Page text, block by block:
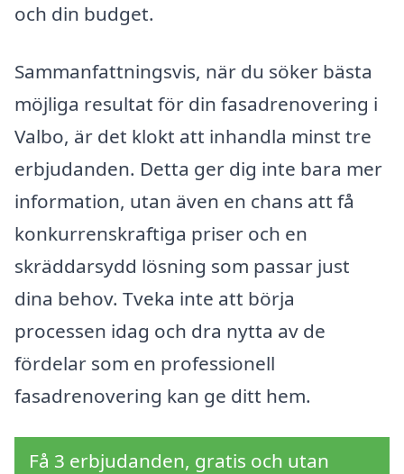
och din budget.
Sammanfattningsvis, när du söker bästa
möjliga resultat för din fasadrenovering i
Valbo, är det klokt att inhandla minst tre
erbjudanden. Detta ger dig inte bara mer
information, utan även en chans att få
konkurrenskraftiga priser och en
skräddarsydd lösning som passar just
dina behov. Tveka inte att börja
processen idag och dra nytta av de
fördelar som en professionell
fasadrenovering kan ge ditt hem.
Få 3 erbjudanden, gratis och utan